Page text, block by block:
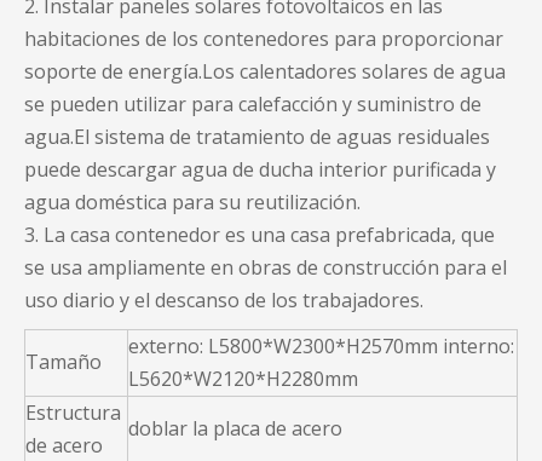
2. Instalar paneles solares fotovoltaicos en las
habitaciones de los contenedores para proporcionar
soporte de energía.Los calentadores solares de agua
se pueden utilizar para calefacción y suministro de
agua.El sistema de tratamiento de aguas residuales
puede descargar agua de ducha interior purificada y
agua doméstica para su reutilización.
3. La casa contenedor es una casa prefabricada, que
se usa ampliamente en obras de construcción para el
uso diario y el descanso de los trabajadores.
Tamaño
externo: L5800*W2300*H2570mm interno:
L5620*W2120*H2280mm
Estructura
de acero
doblar la placa de acero